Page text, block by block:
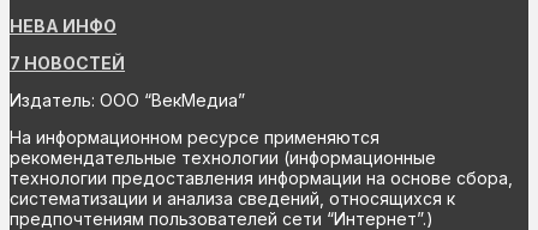
НЕВА ИНФО
7 НОВОСТЕЙ
Издатель: ООО “ВекМедиа”
На информационном ресурсе применяются
рекомендательные технологии (информационные
технологии предоставления информации на основе сбора,
систематизации и анализа сведений, относящихся к
предпочтениям пользователей сети “Интернет”.)